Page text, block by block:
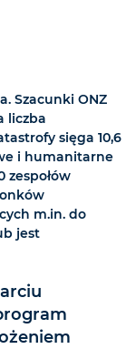
Szacunki ONZ
liczba
sięga 10,6
i humanitarne
zespołów
m.in. do
jest